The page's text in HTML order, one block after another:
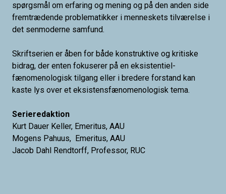
spørgsmål om erfaring og mening og på den anden side
fremtrædende problematikker i menneskets tilværelse i
det senmoderne samfund.
Skriftserien er åben for både konstruktive og kritiske
bidrag, der enten fokuserer på en eksistentiel-
fænomenologisk tilgang eller i bredere forstand kan
kaste lys over et eksist­ensfænomenologisk tema.
Serieredaktion
Kurt Dauer Keller, Emeritus, AAU
Mogens Pahuus, Emeritus, AAU
Jacob Dahl Rendtorff, Professor, RUC